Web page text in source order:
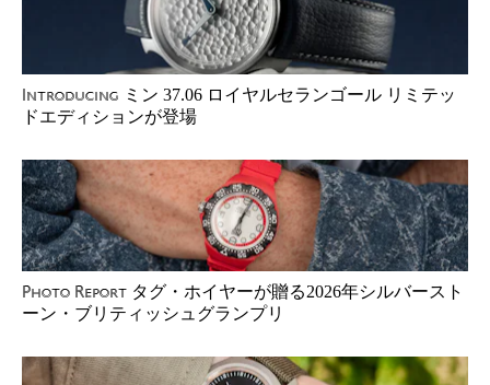
Introducing ミン 37.06 ロイヤルセランゴール リミテッ
ドエディションが登場
Photo Report タグ・ホイヤーが贈る2026年シルバースト
ーン・ブリティッシュグランプリ